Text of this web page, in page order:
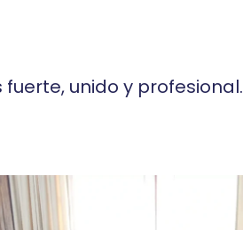
unido y profesional.